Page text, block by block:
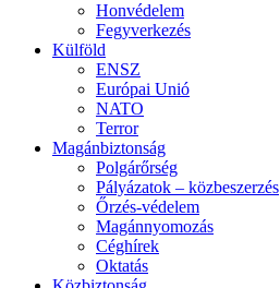
Honvédelem
Fegyverkezés
Külföld
ENSZ
Európai Unió
NATO
Terror
Magánbiztonság
Polgárőrség
Pályázatok – közbeszerzés
Őrzés-védelem
Magánnyomozás
Céghírek
Oktatás